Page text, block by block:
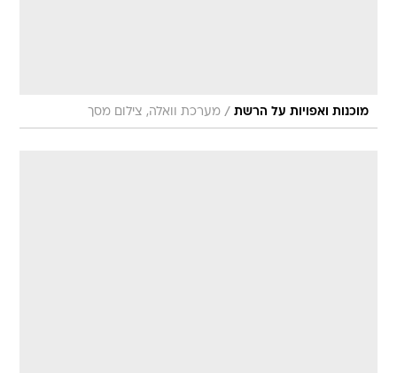
מוכנות ואפויות על הרשת / מערכת וואלה, צילום מסך